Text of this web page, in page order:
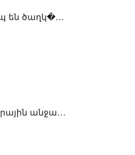
են ծաղկ�…
անջա…